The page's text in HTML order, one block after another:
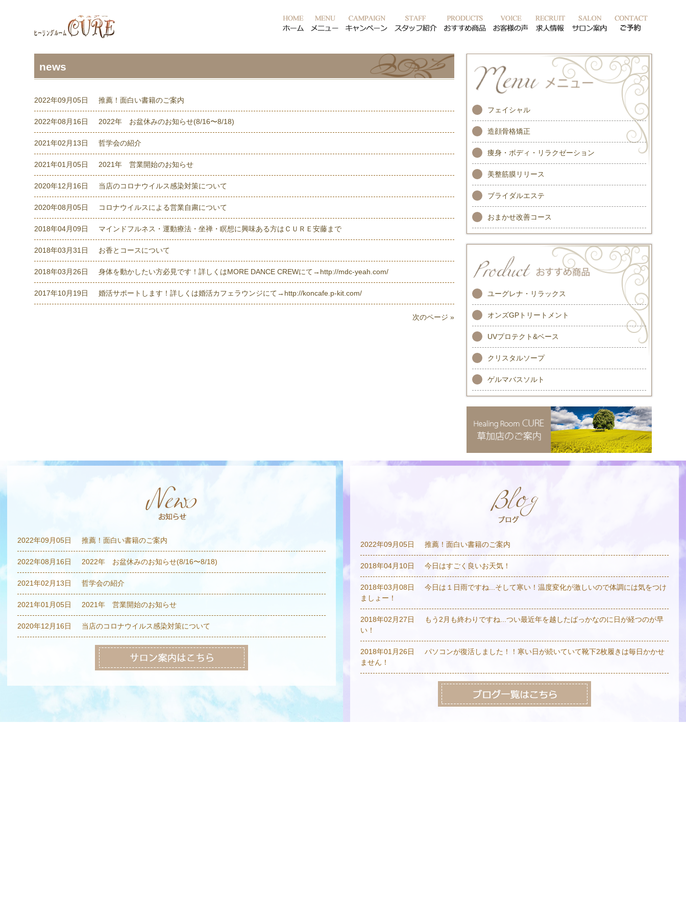
ホーム メニュー キャンペーン スタッフ紹介 おすすめ商品お客様の声 求人情報 サロン案内
news
2022年09月05日 推薦！面白い書籍のご案内
2022年08月16日 2022年 お盆休みのお知らせ(8/16〜8/18)
2021年02月13日 哲学会の紹介
2021年01月05日 2021年 営業開始のお知らせ
2020年12月16日 当店のコロナウイルス感染対策について
2020年08月05日 コロナウイルスによる営業自粛について
2018年04月09日 マインドフルネス・運動療法・坐禅・瞑想に興味ある方はＣＵＲＥ安藤まで
2018年03月31日 お香とコースについて
2018年03月26日 身体を動かしたい方必見です！詳しくはMORE DANCE CREWにて→ http://mdc-yeah.com/
2017年10月19日 婚活サポートします！詳しくは婚活カフェラウンジにて→ http://koncafe.p-kit.com/
次のページ »
フェイシャル
造顔骨格矯正
痩身・ボディ・リラクゼーション
美整筋膜リリース
ブライダルエステ
おまかせ改善コース
ユーグレナ・リラックス
オンズGPトリートメント
UVプロテクト&ベース
クリスタルソープ
ゲルマバスソルト
2022年09月05日 推薦！面白い書籍のご案内
2022年08月16日 2022年 お盆休みのお知らせ(8/16〜8/18)
2021年02月13日 哲学会の紹介
2021年01月05日 2021年 営業開始のお知らせ
2020年12月16日 当店のコロナウイルス感染対策について
2022年09月05日 推薦！面白い書籍のご案内
2018年04月10日 今日はすごく良いお天気！
2018年03月08日
今日は１日雨ですね...そして寒い！温度変化が激しいので体調には気をつけ
ましょー！
2018年02月27日
もう2月も終わりですね...つい最近年を越したばっかなのに日が経つのが早
い！
2018年01月26日
パソコンが復活しました！！寒い日が続いていて靴下2枚履きは毎日かかせ
ません！